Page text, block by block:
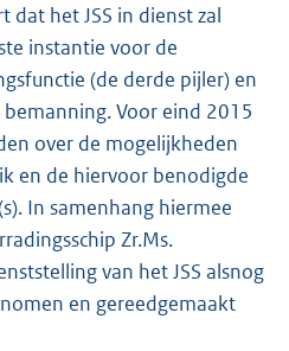
dat het JSS in dienst zal
instantie voor de
(de derde pijler) en
Voor eind 2015
over de mogelijkheden
en de hiervoor benodigde
In samenhang hiermee
Zr.Ms.
van het JSS alsnog
en gereedgemaakt